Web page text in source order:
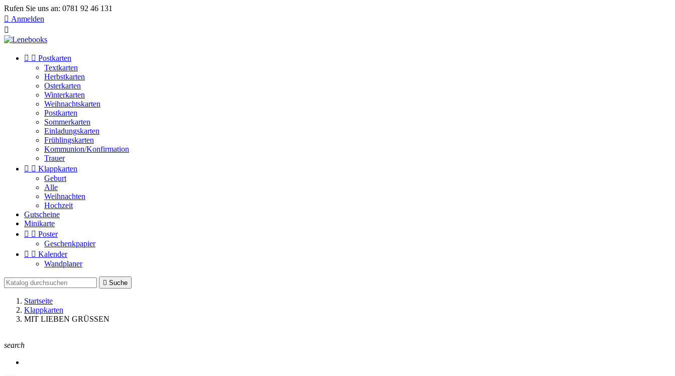
Rufen Sie uns an: 0781 92 46 131
 Anmelden

  Postkarten
Textkarten
Herbstkarten
Osterkarten
Winterkarten
Weihnachtskarten
Postkarten
Sommerkarten
Einladungskarten
Frühlingskarten
Kommunion/Konfirmation
Trauer
  Klappkarten
Geburt
Alle
Weihnachten
Hochzeit
Gutscheine
Minikarte
  Poster
Geschenkpapier
  Kalender
Wandplaner
 Suche
Startseite
Klappkarten
MIT LIEBEN GRÜSSEN
search